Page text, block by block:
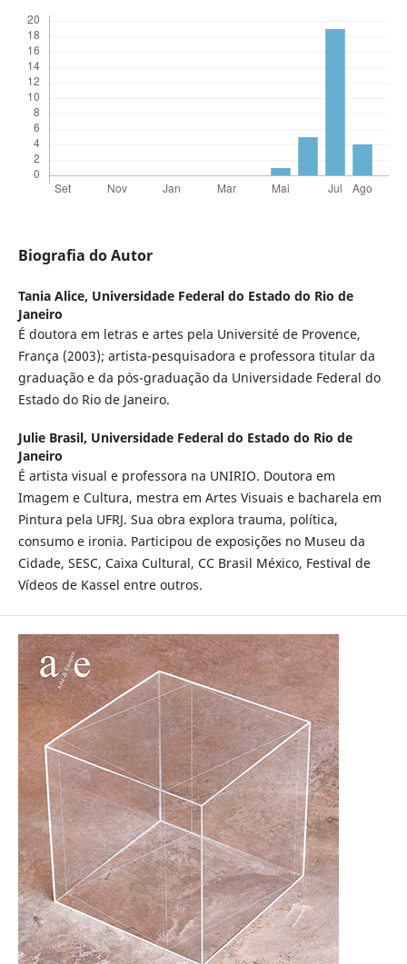
Biografia do Autor
Tania Alice, Universidade Federal do Estado do Rio de
Janeiro
É doutora em letras e artes pela Université de Provence,
França (2003); artista-pesquisadora e professora titular da
graduação e da pós-graduação da Universidade Federal do
Estado do Rio de Janeiro.
Julie Brasil, Universidade Federal do Estado do Rio de
Janeiro
É artista visual e professora na UNIRIO. Doutora em
Imagem e Cultura, mestra em Artes Visuais e bacharela em
Pintura pela UFRJ. Sua obra explora trauma, política,
consumo e ironia. Participou de exposições no Museu da
Cidade, SESC, Caixa Cultural, CC Brasil México, Festival de
Vídeos de Kassel entre outros.